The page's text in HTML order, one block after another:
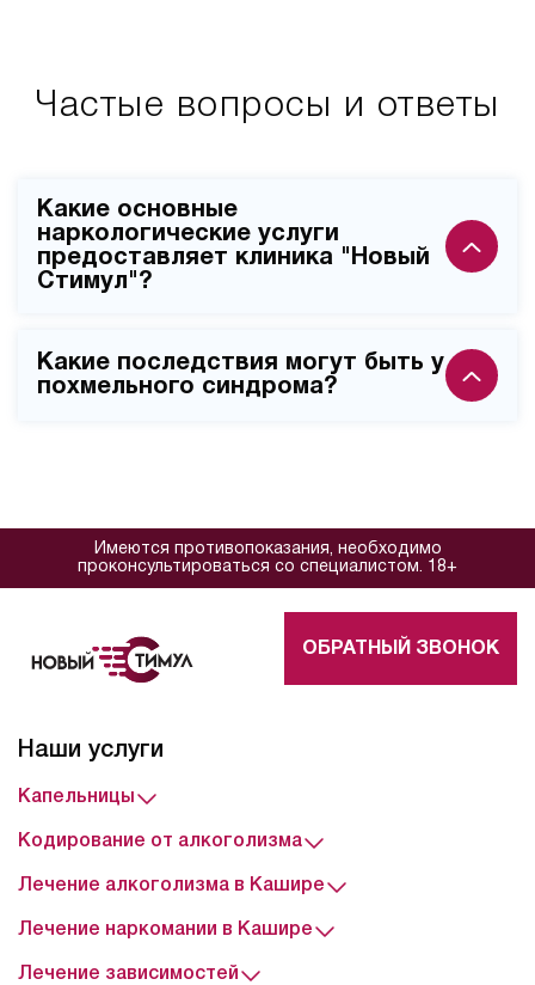
Частые вопросы и ответы
Какие основные
наркологические услуги
предоставляет клиника "Новый
Стимул"?
наркологической помощи, включая вывод из запоя
на дому и в стационаре, кодирование от
сертифицированных препаратов.
Какие последствия могут быть у
похмельного синдрома?
– тем сильнее симптомы отравления. К характерным
проявлениям относятся: тошнота, рвота; учащенное
жизненно-важных органов приводит к обострению
хронических болезней, развитию острых состояний.
Имеются противопоказания, необходимо
проконсультироваться со специалистом. 18+
ОБРАТНЫЙ ЗВОНОК
Наши услуги
Капельницы
Кодирование от алкоголизма
Лечение алкоголизма в Кашире
Лечение наркомании в Кашире
Лечение зависимостей